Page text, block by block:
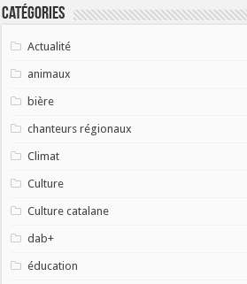
Catégories
Actualité
animaux
bière
chanteurs régionaux
Climat
Culture
Culture catalane
dab+
éducation